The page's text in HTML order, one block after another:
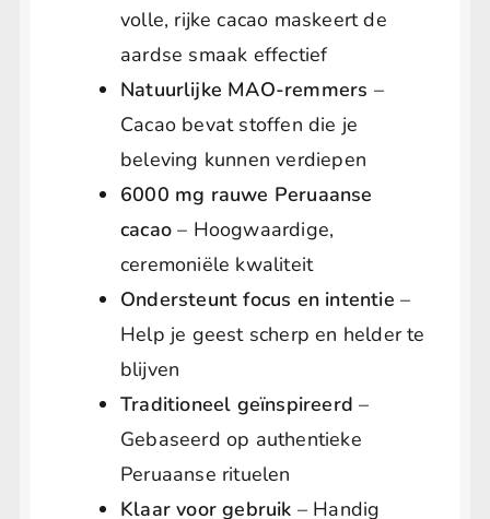
volle, rijke cacao maskeert de
aardse smaak effectief
Natuurlijke MAO-remmers –
Cacao bevat stoffen die je
beleving kunnen verdiepen
6000 mg rauwe Peruaanse
cacao – Hoogwaardige,
ceremoniële kwaliteit
Ondersteunt focus en intentie –
Help je geest scherp en helder te
blijven
Traditioneel geïnspireerd –
Gebaseerd op authentieke
Peruaanse rituelen
Klaar voor gebruik – Handig